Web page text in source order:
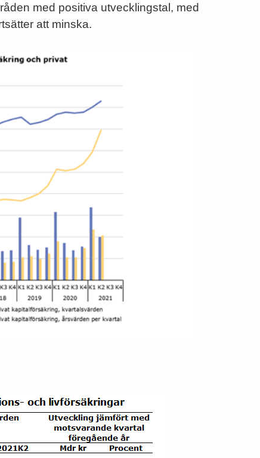
med positiva utvecklingstal, med
att minska.